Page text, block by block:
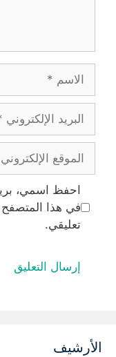
الإلكتروني
الإلكتروني
احفظ اسمي،
في هذا المتصفح
تعليقي.
الأرشيف